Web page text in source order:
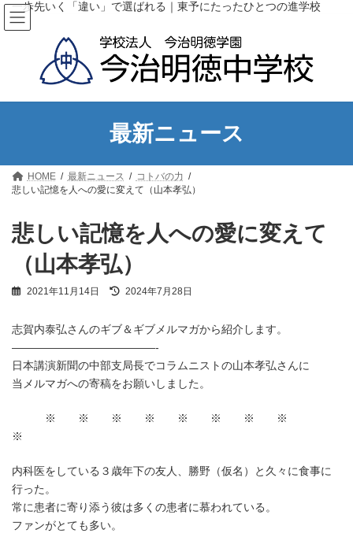
コ
ン
テ
キ
ナ
ビ
ゲ
に
一歩先いく「違い」で選ばれる｜東予にたったひとつの進学校
最新ニュース
HOME 最新ニュース
コトバの力
悲しい記憶を人への愛に変えて（山本孝弘）
悲しい記憶を人への愛に変えて
（山本孝弘）
2021年11月14日
最
新
:
2024年7月28日
志賀内泰弘さんのギブ＆ギブメルマガから紹介します。
—————————————-
日本講演新聞の中部支局長でコラムニストの山本孝弘さんに
当メルマガへの寄稿をお願いしました。
※ ※ ※ ※ ※ ※ ※ ※
※
内科医をしている３歳年下の友人、勝野（仮名）と久々に食事に
行った。
常に患者に寄り添う彼は多くの患者に慕われている。
ファンがとても多い。